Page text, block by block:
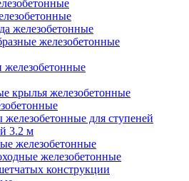
железобетонные
железобетонные
железобетонные
крылья железобетонные
железобетонные для ступеней
3.2 м
железобетонные
железобетонные
конструкции